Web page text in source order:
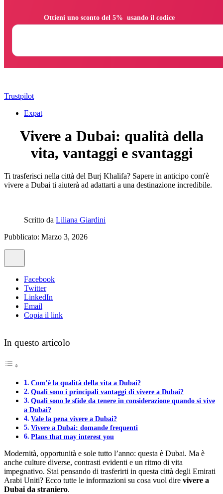
Trustpilot
Expat
Vivere a Dubai: qualità della
vita, vantaggi e svantaggi
Ti trasferisci nella città del Burj Khalifa? Sapere in anticipo com'è
vivere a Dubai ti aiuterà ad adattarti a una destinazione incredibile.
Scritto da Liliana Giardini
Pubblicato: Marzo 3, 2026
Facebook
Twitter
LinkedIn
Email
Copia il link
In questo articolo
Com’è la qualità della vita a Dubai?
Quali sono i principali vantaggi di vivere a Dubai?
Quali sono le sfide da tenere in considerazione quando si vive
a Dubai?
Vale la pena vivere a Dubai?
Vivere a Dubai: domande frequenti
Plans that may interest you
Modernità, opportunità e sole tutto l’anno: questa è Dubai. Ma è
anche culture diverse, contrasti evidenti e un ritmo di vita
impegnativo. Stai pensando di trasferirti in questa città degli Emirati
Arabi Uniti? Ecco tutte le informazioni su cosa vuol dire vivere a
Dubai da straniero.